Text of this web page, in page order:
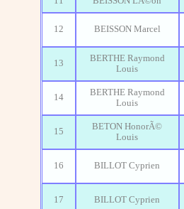
12 BEISSON Marcel
13
BERTHE Raymond
Louis
14
BERTHE Raymond
Louis
15
BETON HonorÃ©
Louis
16 BILLOT Cyprien
17 BILLOT Cyprien